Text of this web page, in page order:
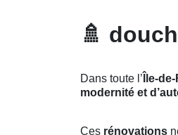
🚿
Dans toute l’ Île-
modernité et
Ces rénovations